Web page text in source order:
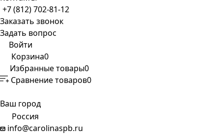
+7 (812) 702-81-12
Заказать звонок
Задать вопрос
Войти
Корзина0
Избранные товары0
Сравнение товаров0
Ваш город
Россия
info@carolinaspb.ru